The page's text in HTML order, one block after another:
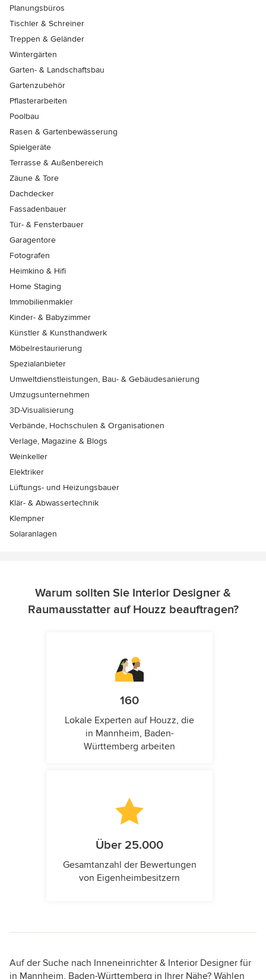
Planungsbüros
Tischler & Schreiner
Treppen & Geländer
Wintergärten
Garten- & Landschaftsbau
Gartenzubehör
Pflasterarbeiten
Poolbau
Rasen & Gartenbewässerung
Spielgeräte
Terrasse & Außenbereich
Zäune & Tore
Dachdecker
Fassadenbauer
Tür- & Fensterbauer
Garagentore
Fotografen
Heimkino & Hifi
Home Staging
Immobilienmakler
Kinder- & Babyzimmer
Künstler & Kunsthandwerk
Möbelrestaurierung
Spezialanbieter
Umweltdienstleistungen, Bau- & Gebäudesanierung
Umzugsunternehmen
3D-Visualisierung
Verbände, Hochschulen & Organisationen
Verlage, Magazine & Blogs
Weinkeller
Elektriker
Lüftungs- und Heizungsbauer
Klär- & Abwassertechnik
Klempner
Solaranlagen
Warum sollten Sie Interior Designer &
Raumausstatter auf Houzz beauftragen?
160
Lokale Experten auf Houzz, die
in Mannheim, Baden-
Württemberg arbeiten
Über 25.000
Gesamtanzahl der Bewertungen
von Eigenheimbesitzern
Auf der Suche nach Inneneinrichter & Interior Designer für
in Mannheim, Baden-Württemberg in Ihrer Nähe? Wählen